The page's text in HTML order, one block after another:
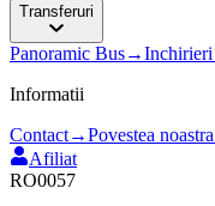
Transferuri
Panoramic Bus→Inchirieri
Informatii
Contact→Povestea noastra
Afiliat
RO0057